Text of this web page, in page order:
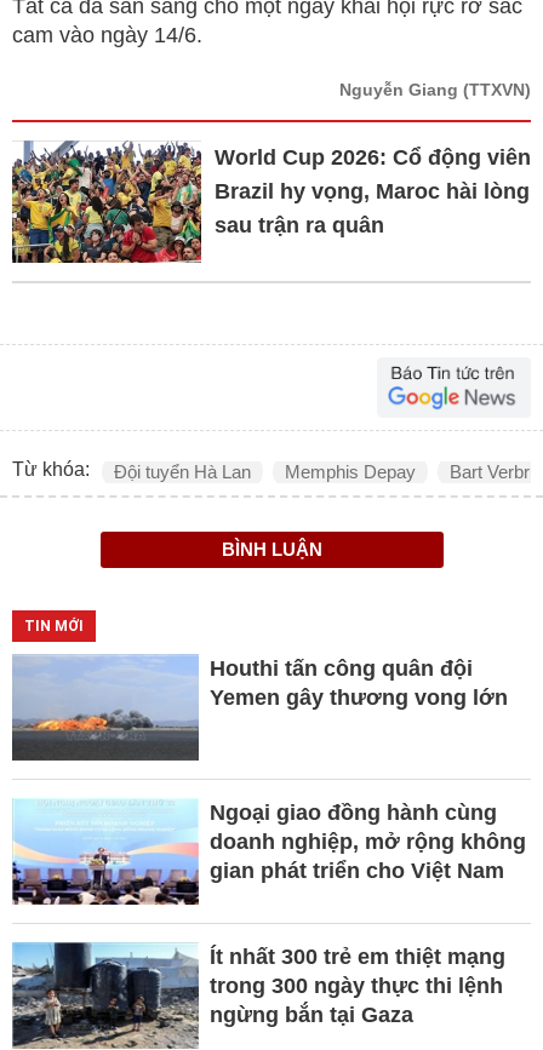
Tất cả đã sẵn sàng cho một ngày khai hội rực rỡ sắc
cam vào ngày 14/6.
Nguyễn Giang (TTXVN)
World Cup 2026: Cổ động viên
Brazil hy vọng, Maroc hài lòng
sau trận ra quân
Từ khóa: Đội tuyển Hà Lan Memphis Depay Bart
BÌNH LUẬN
TIN MỚI
Houthi tấn công quân đội
Yemen gây thương vong lớn
Ngoại giao đồng hành cùng
doanh nghiệp, mở rộng không
gian phát triển cho Việt Nam
Ít nhất 300 trẻ em thiệt mạng
trong 300 ngày thực thi lệnh
ngừng bắn tại Gaza